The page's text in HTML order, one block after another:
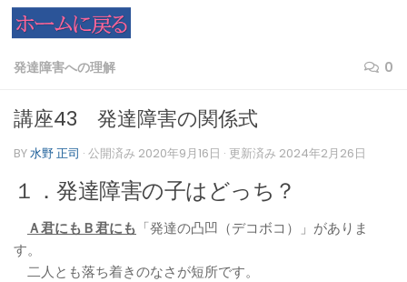
コンテンツへスキップ
発達障害への理解 0
講座43 発達障害の関係式
BY水野 正司 · 公開済み 2020年9月16日 · 更新済み 2024年2月26日
１．発達障害の子はどっち？
Ａ君にもＢ君にも 「発達の凸凹（デコボコ）」がありま
す。
二人とも落ち着きのなさが短所です。